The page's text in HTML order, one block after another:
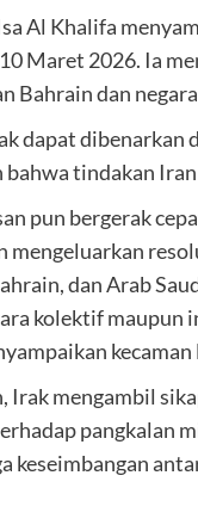
Al Khalifa
Maret 2026. Ia
Bahrain dan
dapat dibenarkan
tindakan
pun bergerak
mengeluarkan
dan Arab
kolektif maupun
Irak mengambil
pangkalan
keseimbangan